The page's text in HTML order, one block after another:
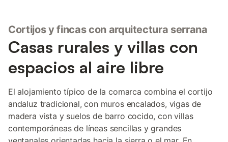
Cortijos y fincas con arquitectura serrana
Casas rurales y villas con
espacios al aire libre
El alojamiento típico de la comarca combina el cortijo
andaluz tradicional, con muros encalados, vigas de
madera vista y suelos de barro cocido, con villas
contemporáneas de líneas sencillas y grandes